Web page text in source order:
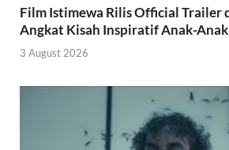
Film Istimewa Rilis Official Trailer
Angkat Kisah Inspiratif Anak-
3 August 2026